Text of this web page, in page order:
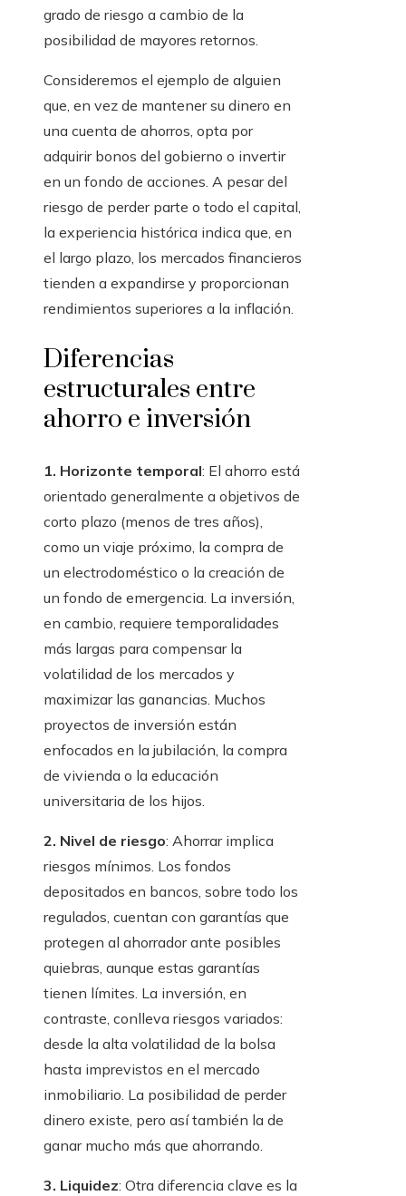
grado de riesgo a cambio de la
posibilidad de mayores retornos.
Consideremos el ejemplo de alguien
que, en vez de mantener su dinero en
una cuenta de ahorros, opta por
adquirir bonos del gobierno o invertir
en un fondo de acciones. A pesar del
riesgo de perder parte o todo el capital,
la experiencia histórica indica que, en
el largo plazo, los mercados financieros
tienden a expandirse y proporcionan
rendimientos superiores a la inflación.
Diferencias
estructurales entre
ahorro e inversión
1. Horizonte temporal: El ahorro está
orientado generalmente a objetivos de
corto plazo (menos de tres años),
como un viaje próximo, la compra de
un electrodoméstico o la creación de
un fondo de emergencia. La inversión,
en cambio, requiere temporalidades
más largas para compensar la
volatilidad de los mercados y
maximizar las ganancias. Muchos
proyectos de inversión están
enfocados en la jubilación, la compra
de vivienda o la educación
universitaria de los hijos.
2. Nivel de riesgo: Ahorrar implica
riesgos mínimos. Los fondos
depositados en bancos, sobre todo los
regulados, cuentan con garantías que
protegen al ahorrador ante posibles
quiebras, aunque estas garantías
tienen límites. La inversión, en
contraste, conlleva riesgos variados:
desde la alta volatilidad de la bolsa
hasta imprevistos en el mercado
inmobiliario. La posibilidad de perder
dinero existe, pero así también la de
ganar mucho más que ahorrando.
3. Liquidez: Otra diferencia clave es la